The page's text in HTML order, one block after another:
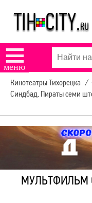
☰
меню
Кинотеатры Тихорецка /
Синдбад. Пираты семи
МУЛЬТФИЛЬМ